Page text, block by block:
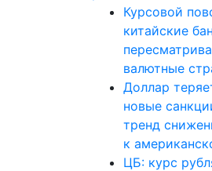
Курсовой
китайские
валютные
Доллар
новые
тренд
к
ЦБ: курс